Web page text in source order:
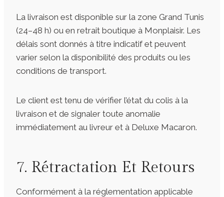
La livraison est disponible sur la zone Grand Tunis
(24–48 h) ou en retrait boutique à Monplaisir. Les
délais sont donnés à titre indicatif et peuvent
varier selon la disponibilité des produits ou les
conditions de transport.
Le client est tenu de vérifier l’état du colis à la
livraison et de signaler toute anomalie
immédiatement au livreur et à Deluxe Macaron.
7. Rétractation Et Retours
Conformément à la réglementation applicable